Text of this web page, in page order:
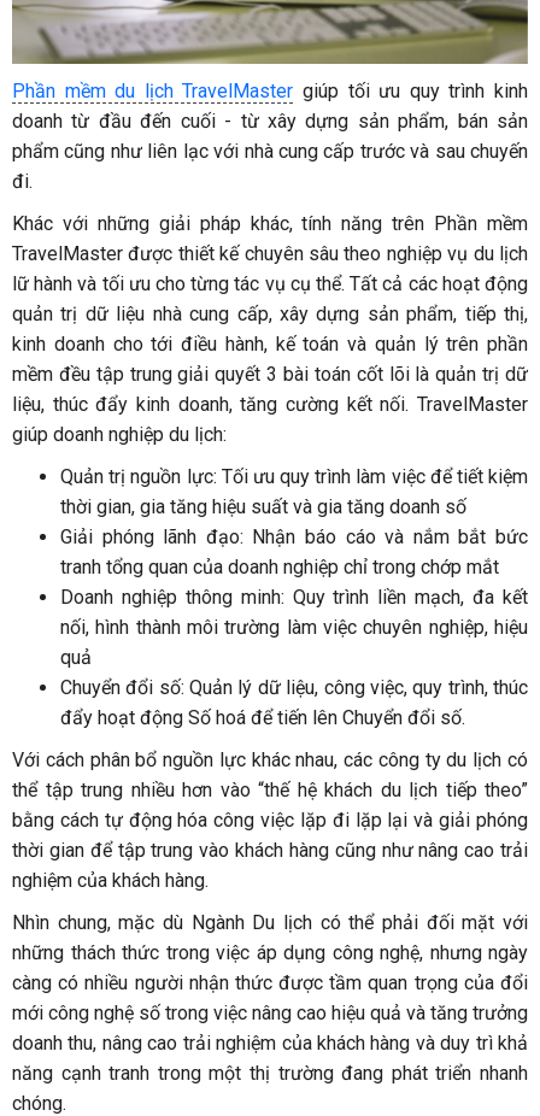
Phần mềm du lịch TravelMaster giúp tối ưu quy trình kinh
doanh từ đầu đến cuối - từ xây dựng sản phẩm, bán sản
phẩm cũng như liên lạc với nhà cung cấp trước và sau chuyến
đi.
Khác với những giải pháp khác, tính năng trên Phần mềm
TravelMaster được thiết kế chuyên sâu theo nghiệp vụ du lịch
lữ hành và tối ưu cho từng tác vụ cụ thể. Tất cả các hoạt động
quản trị dữ liệu nhà cung cấp, xây dựng sản phẩm, tiếp thị,
kinh doanh cho tới điều hành, kế toán và quản lý trên phần
mềm đều tập trung giải quyết 3 bài toán cốt lõi là quản trị dữ
liệu, thúc đẩy kinh doanh, tăng cường kết nối. TravelMaster
giúp doanh nghiệp du lịch:
Quản trị nguồn lực: Tối ưu quy trình làm việc để tiết kiệm
thời gian, gia tăng hiệu suất và gia tăng doanh số
Giải phóng lãnh đạo: Nhận báo cáo và nắm bắt bức
tranh tổng quan của doanh nghiệp chỉ trong chớp mắt
Doanh nghiệp thông minh: Quy trình liền mạch, đa kết
nối, hình thành môi trường làm việc chuyên nghiệp, hiệu
quả
Chuyển đổi số: Quản lý dữ liệu, công việc, quy trình, thúc
đẩy hoạt động Số hoá để tiến lên Chuyển đổi số.
Với cách phân bổ nguồn lực khác nhau, các công ty du lịch có
thể tập trung nhiều hơn vào “thế hệ khách du lịch tiếp theo”
bằng cách tự động hóa công việc lặp đi lặp lại và giải phóng
thời gian để tập trung vào khách hàng cũng như nâng cao trải
nghiệm của khách hàng.
Nhìn chung, mặc dù Ngành Du lịch có thể phải đối mặt với
những thách thức trong việc áp dụng công nghệ, nhưng ngày
càng có nhiều người nhận thức được tầm quan trọng của đổi
mới công nghệ số trong việc nâng cao hiệu quả và tăng trưởng
doanh thu, nâng cao trải nghiệm của khách hàng và duy trì khả
năng cạnh tranh trong một thị trường đang phát triển nhanh
chóng.